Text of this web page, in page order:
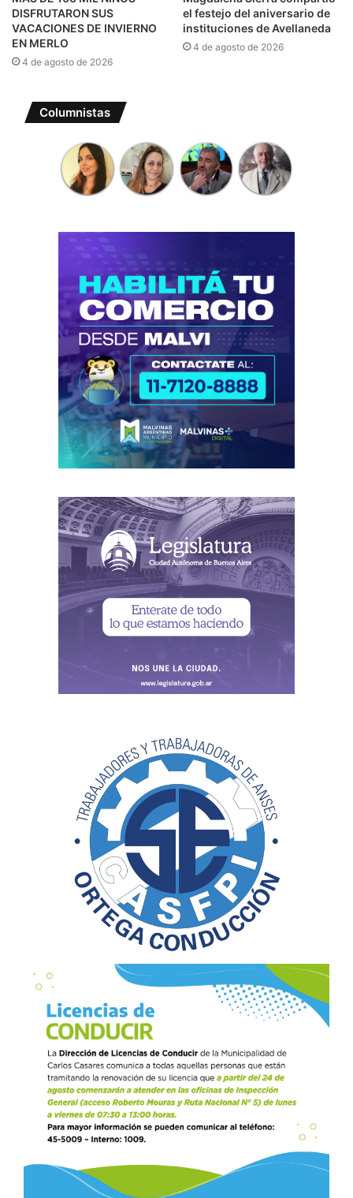
DISFRUTARON SUS
VACACIONES DE INVIERNO
EN MERLO
4 de agosto de 2026
el festejo del aniversario de
instituciones de Avellaneda
4 de agosto de 2026
Columnistas